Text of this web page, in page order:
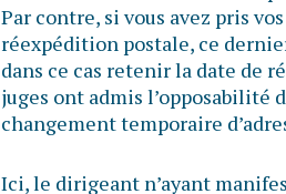
Par contre, si vous avez pris
réexpédition postale, ce
dans ce cas retenir la date de
juges ont admis l’opposabilité
changement temporaire
Ici, le dirigeant n’ayant